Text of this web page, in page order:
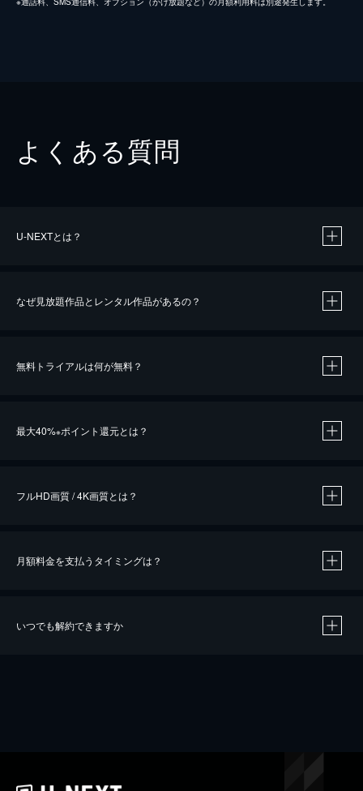
よくある質問
U-NEXTとは？
なぜ見放題作品とレンタル作品があるの？
無料トライアルは何が無料？
最大40%※ポイント還元とは？
※40％ポイント還元の対象は、クレジットカード決済による作品の購入 / レンタルです。
iOSアプリのUコイン決済による作品の購入 / レンタルは、20％のポイント還元です。
フルHD画質 / 4K画質とは？
月額料金を支払うタイミングは？
いつでも解約できますか